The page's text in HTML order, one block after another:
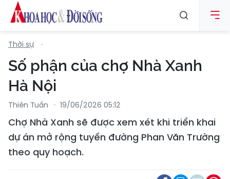
Thời sự
Số phận của chợ Nhà Xanh
Hà Nội
Thiên Tuấn 19/06/2026 05:12
Chợ Nhà Xanh sẽ được xem xét khi triển khai
dự án mở rộng tuyến đường Phan Văn Trường
theo quy hoạch.